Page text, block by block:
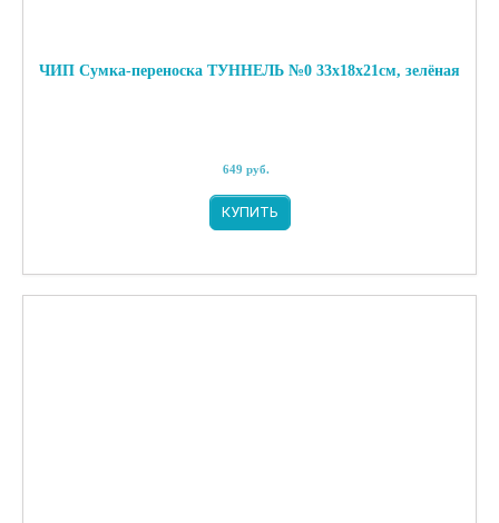
ЧИП Сумка-переноска ТУННЕЛЬ №0 33х18х21см, зелёная
649 руб.
КУПИТЬ